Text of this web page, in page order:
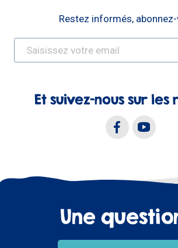
Restez informés,
Et suivez-nous sur les
Une